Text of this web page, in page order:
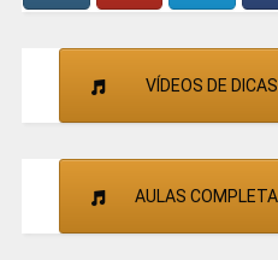
VÍDEOS DE
AULAS